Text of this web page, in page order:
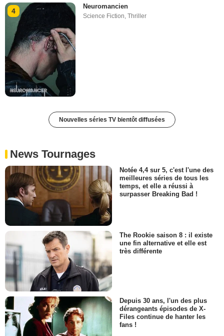
4
Neuromancien
Science Fiction ,Thriller
Nouvelles séries TV bientôt diffusées
News Tournages
Notée 4,4 sur 5, c'est l'une des
meilleures séries de tous les
temps, et elle a réussi à
surpasser Breaking Bad !
The Rookie saison 8 : il existe
une fin alternative et elle est
très différente
Depuis 30 ans, l'un des plus
dérangeants épisodes de X-
Files continue de hanter les
fans !